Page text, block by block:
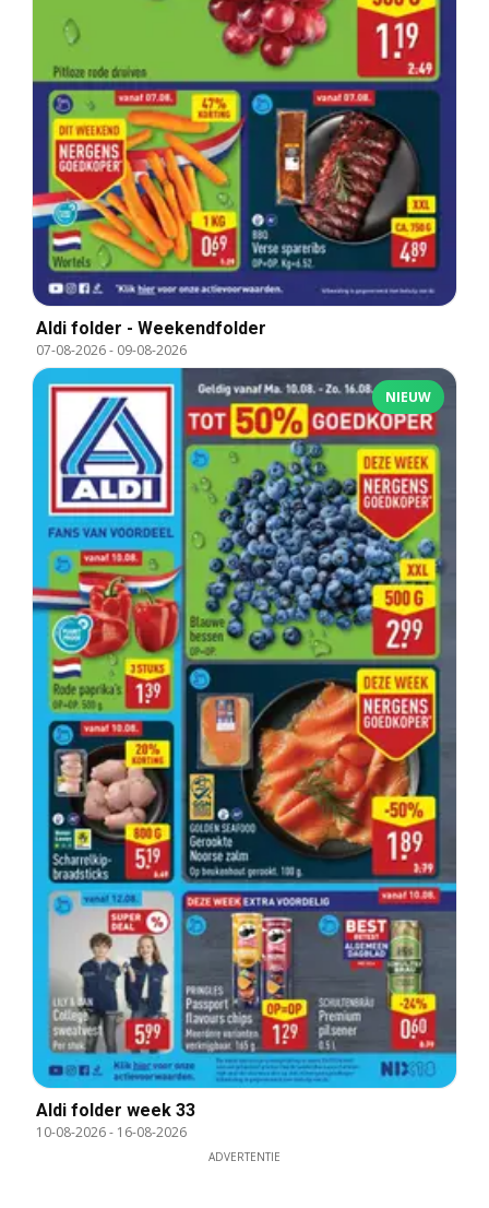
Aldi folder - Weekendfolder
07-08-2026- 09-08-2026
NIEUW
Aldi folder week 33
10-08-2026- 16-08-2026
ADVERTENTIE